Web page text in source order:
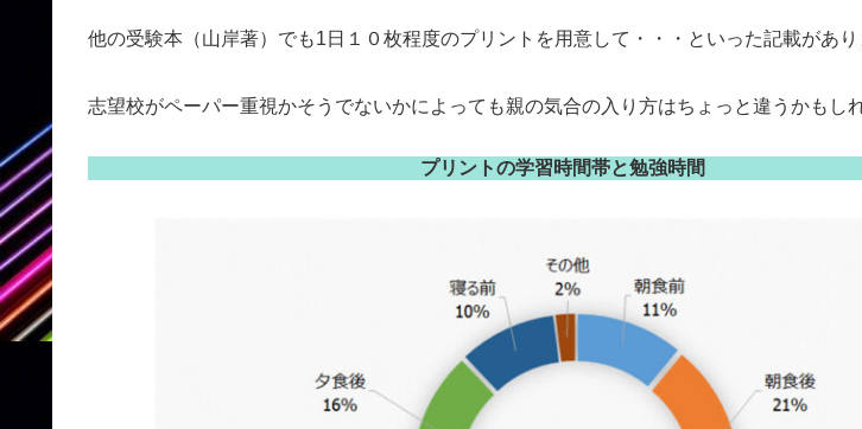
他の受験本（山岸著）でも1日１０枚程度のプリントを用意して・・・といった記載があり
志望校がペーパー重視かそうでないかによっても親の気合の入り方はちょっと違うかもし
プリントの学習時間帯と勉強時間